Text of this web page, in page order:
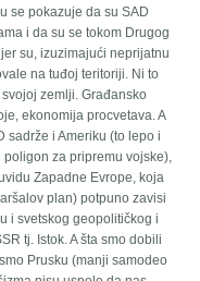
se pokazuje da su SAD
i da su se tokom Drugog
su, izuzimajući neprijatnu
na tuđoj teritoriji. Ni to
zemlji. Građansko
ekonomija procvetava. A
sadrže i Ameriku (to lepo i
za pripremu vojske),
Zapadne Evrope, koja
plan) potpuno zavisi
i svetskog geopolitičkog i
tj. Istok. A šta smo dobili
Prusku (manji samodeo